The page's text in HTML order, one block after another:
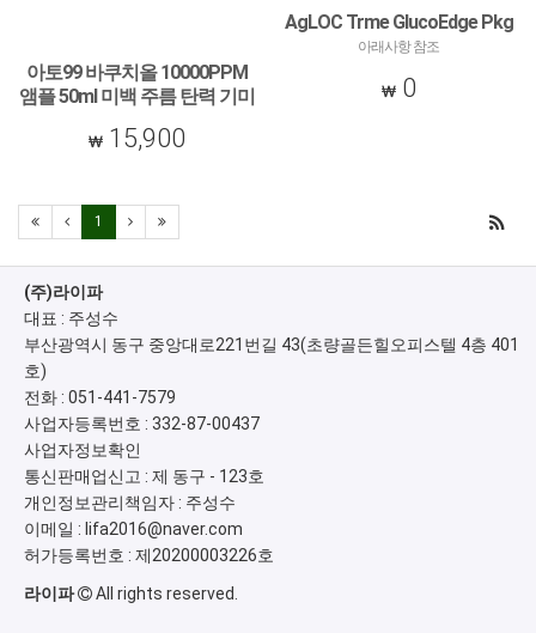
아토99 바쿠치올 10000PPM
앰플 50ml 미백 주름 탄력 기미
적 세럼 에센스
놀 흔적 세럼 에센스
15,900
AgLOC Trme GlucoEdge Pkg
아래사항 참조
0
1
(주)라이파
대표 : 주성수
부산광역시 동구 중앙대로221번길 43(초량골든힐오피스텔 4층 401
호)
전화 : 051-441-7579
사업자등록번호 : 332-87-00437
사업자정보확인
통신판매업신고 : 제 동구 - 123호
개인정보관리책임자 : 주성수
이메일 : lifa2016@naver.com
허가등록번호 : 제20200003226호
라이파
All rights reserved.